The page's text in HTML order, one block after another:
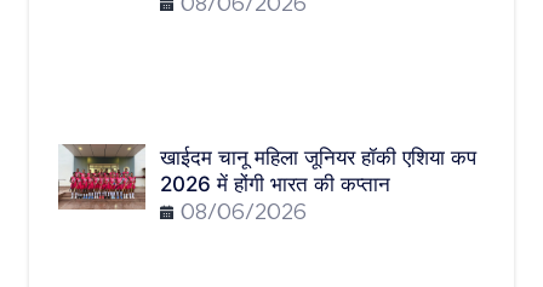
08/06/2026
खाईदम चानू महिला जूनियर हॉकी एशिया कप
2026 में होंगी भारत की कप्तान
08/06/2026